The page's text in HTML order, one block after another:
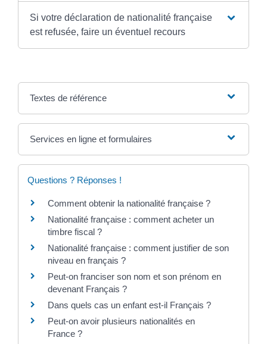
Si votre déclaration de nationalité française
est refusée, faire un éventuel recours
Textes de référence
Services en ligne et formulaires
Questions ? Réponses !
Comment obtenir la nationalité française ?
Nationalité française : comment acheter un
timbre fiscal ?
Nationalité française : comment justifier de son
niveau en français ?
Peut-on franciser son nom et son prénom en
devenant Français ?
Dans quels cas un enfant est-il Français ?
Peut-on avoir plusieurs nationalités en
France ?